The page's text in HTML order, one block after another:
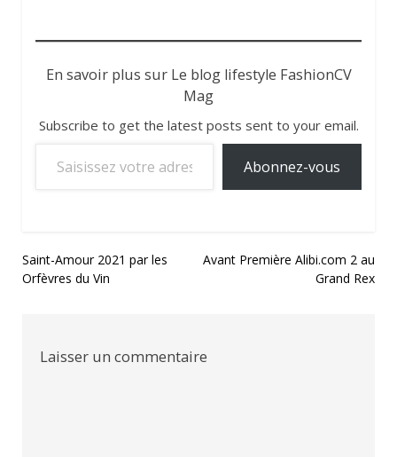
En savoir plus sur Le blog lifestyle FashionCV
Mag
Subscribe to get the latest posts sent to your email.
Abonnez-vous
Navigation
de
Saint-Amour 2021 par les
Orfèvres du Vin
Avant Première Alibi.com 2 au
Grand Rex
Laisser un commentaire